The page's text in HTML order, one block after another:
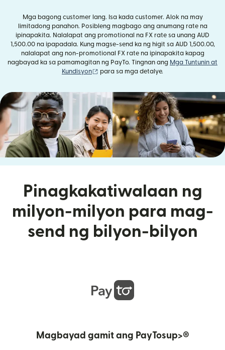
Mga bagong customer lang. Isa kada customer. Alok na may
limitadong panahon. Posibleng magbago ang anumang rate na
ipinapakita. Nalalapat ang promotional na FX rate sa unang AUD
1,500.00 na ipapadala. Kung magse-send ka ng higit sa AUD 1,500.00,
nalalapat ang non-promotional FX rate na ipinapakita kapag
nagbayad ka sa pamamagitan ng PayTo. Tingnan ang Mga Tuntunin at
Kundisyon
(bubukas sa bagong window)
para sa mga detalye.
Pinagkakatiwalaan ng
milyon-milyon para mag-
send ng bilyon-bilyon
Magbayad gamit ang PayTosup>®